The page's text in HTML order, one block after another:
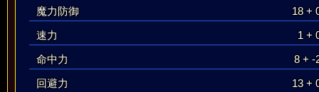
魔力防御
18 +
速力
1 +
命中力
8 + -
回避力
13 +